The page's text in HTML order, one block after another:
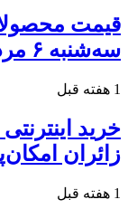
قیمت
سه‌شنبه ۶ مرداد ۱۴۰۵
1 هفته قبل
خرید
زائران
1 هفته قبل